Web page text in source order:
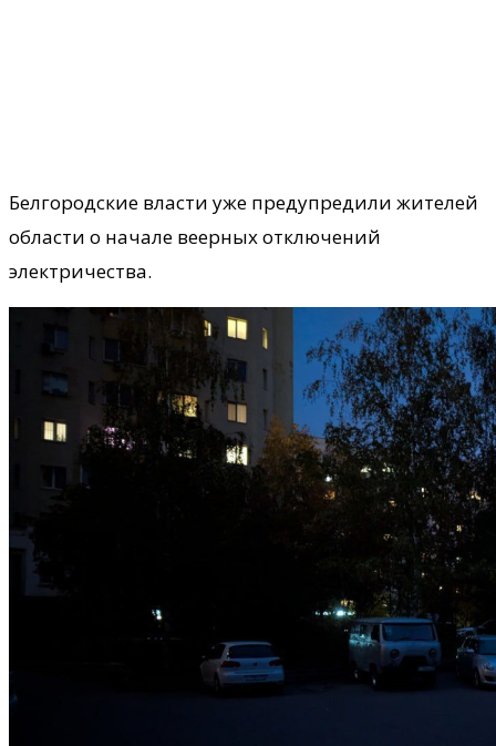
Белгородские власти уже предупредили жителей
области о начале веерных отключений
электричества.